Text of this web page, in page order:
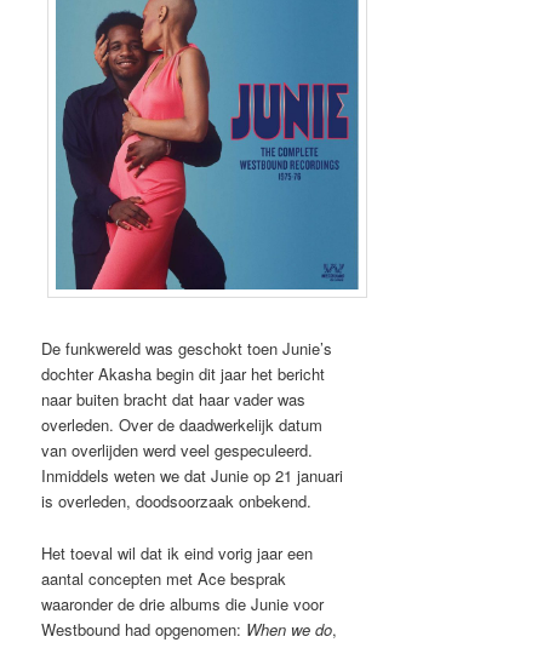
De funkwereld was geschokt toen Junie’s
dochter Akasha begin dit jaar het bericht
naar buiten bracht dat haar vader was
overleden. Over de daadwerkelijk datum
van overlijden werd veel gespeculeerd.
Inmiddels weten we dat Junie op 21 januari
is overleden, doodsoorzaak onbekend.
Het toeval wil dat ik eind vorig jaar een
aantal concepten met Ace besprak
waaronder de drie albums die Junie voor
Westbound had opgenomen: When we do,